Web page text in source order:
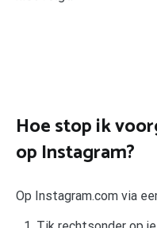
Hoe stop ik
op Instagram?
Op Instagram.com via